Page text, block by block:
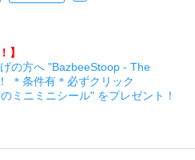
】
の方へ "BazbeeStoop - The
＊条件有＊必ずクリック
ミニミニシール" をプレゼント！